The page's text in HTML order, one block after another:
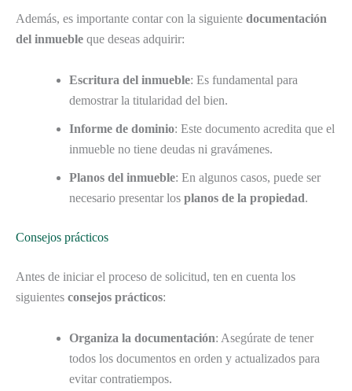
Además, es importante contar con la siguiente documentación
del inmueble que deseas adquirir:
Escritura del inmueble: Es fundamental para
demostrar la titularidad del bien.
Informe de dominio: Este documento acredita que el
inmueble no tiene deudas ni gravámenes.
Planos del inmueble: En algunos casos, puede ser
necesario presentar los planos de la propiedad.
Consejos prácticos
Antes de iniciar el proceso de solicitud, ten en cuenta los
siguientes consejos prácticos:
Organiza la documentación: Asegúrate de tener
todos los documentos en orden y actualizados para
evitar contratiempos.